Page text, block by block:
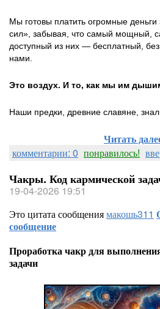
Мы готовы платить огромные деньги
сил», забывая, что самый мощный,
доступный из них — бесплатный,
нами.
Это воздух. И то, как мы им
Наши предки, древние славяне,
Читать
комментарии: 0 понравилось!
Чакры. Код кармической
19-04-2026 19:51
Это цитата сообщениямакошь311
сообщение
Проработка чакр для
задачи